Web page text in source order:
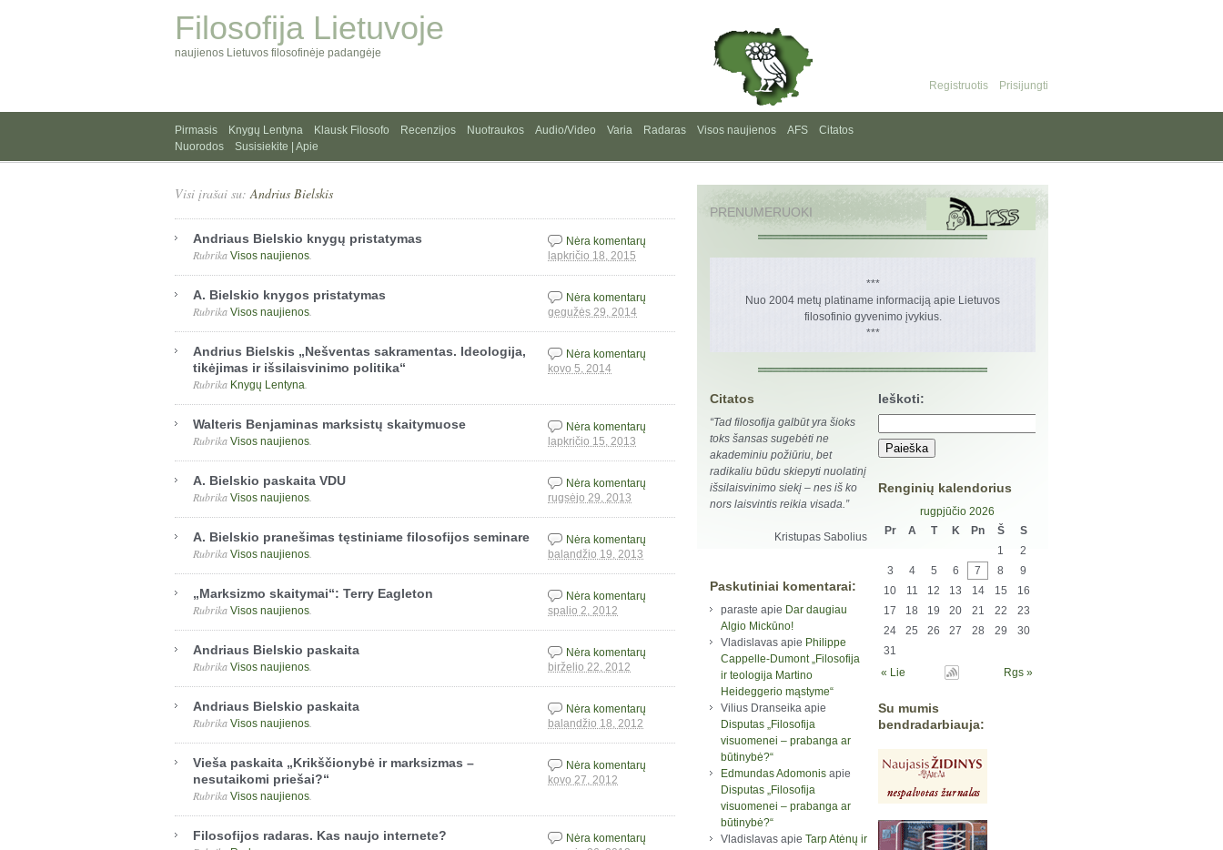
Filosofija Lietuvoje
naujienos Lietuvos filosofinėje padangėje
Prisijungti
Registruotis
Pirmasis Knygų Lentyna Klausk Filosofo Recenzijos Nuotraukos Audio/Video Varia Radaras Visos naujienos AFS
Citatos
Nuorodos
Susisiekite | Apie
Visi įrašai su:Andrius Bielskis
Andriaus Bielskio knygų pristatymas
lapkričio 18, 2015
Rubrika Visos naujienos
Nėra komentarų
A. Bielskio knygos pristatymas
gegužės 29, 2014
Rubrika Visos naujienos
Nėra komentarų
Andrius Bielskis „Nešventas sakramentas. Ideologija,
tikėjimas ir išsilaisvinimo politika“
kovo 5, 2014
Rubrika Knygų Lentyna
Nėra komentarų
Walteris Benjaminas marksistų skaitymuose
lapkričio 15, 2013
Rubrika Visos naujienos
Nėra komentarų
A. Bielskio paskaita VDU
rugsėjo 29, 2013
Rubrika Visos naujienos
Nėra komentarų
A. Bielskio pranešimas tęstiniame filosofijos seminare
balandžio 19, 2013
Rubrika Visos naujienos
Nėra komentarų
„Marksizmo skaitymai“: Terry Eagleton
spalio 2, 2012
Rubrika Visos naujienos
Nėra komentarų
Andriaus Bielskio paskaita
birželio 22, 2012
Rubrika Visos naujienos
Nėra komentarų
Andriaus Bielskio paskaita
balandžio 18, 2012
Rubrika Visos naujienos
Nėra komentarų
Vieša paskaita „Krikščionybė ir marksizmas –
nesutaikomi priešai?“
kovo 27, 2012
Rubrika Visos naujienos
Nėra komentarų
Filosofijos radaras. Kas naujo internete? Nėra komentarų
PRENUMERUOKI
***
Nuo 2004 metų platiname informaciją apie Lietuvos
filosofinio gyvenimo įvykius.
***
Citatos
“Tad filosofija galbūt yra šioks
toks šansas sugebėti ne
akademiniu požiūriu, bet
radikaliu būdu skiepyti nuolatinį
išsilaisvinimo siekį – nes iš ko
nors laisvintis reikia visada.”
Kristupas Sabolius
Paskutiniai komentarai:
paraste apie Dar daugiau
Algio Mickūno!
Vladislavas apie Philippe
Cappelle-Dumont „Filosofija
ir teologija Martino
Heideggerio mąstyme“
Vilius Dranseika apie
Disputas „Filosofija
visuomenei – prabanga ar
būtinybė?“
Edmundas Adomonis apie
Disputas „Filosofija
visuomenei – prabanga ar
būtinybė?“
Vladislavas apie Tarp Atėnų ir
Ieškoti:
Renginių kalendorius
rugpjūčio 2026
Pr
A T K Pn Š
S
1
2
3
4 5 6 7 8
9
10
11 12 13 14 15
16
17
18 19 20 21 22
23
24
25 26 27 28 29
30
31
« Lie
Rgs »
Su mumis
bendradarbiauja: